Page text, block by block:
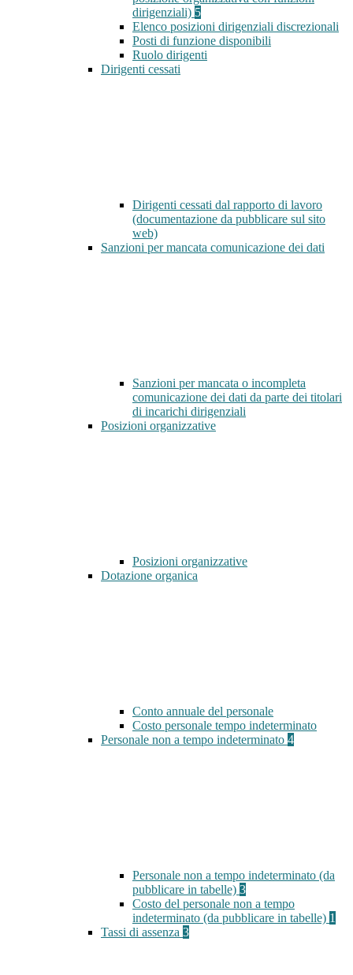
dirigenziali) 5
Elenco posizioni dirigenziali discrezionali
Posti di funzione disponibili
Ruolo dirigenti
Dirigenti cessati
Dirigenti cessati dal rapporto di lavoro
(documentazione da pubblicare sul sito
web)
Sanzioni per mancata comunicazione dei dati
Sanzioni per mancata o incompleta
comunicazione dei dati da parte dei titolari
di incarichi dirigenziali
Posizioni organizzative
Posizioni organizzative
Dotazione organica
Conto annuale del personale
Costo personale tempo indeterminato
Personale non a tempo indeterminato 4
Personale non a tempo indeterminato (da
pubblicare in tabelle) 3
Costo del personale non a tempo
indeterminato (da pubblicare in tabelle) 1
Tassi di assenza 3